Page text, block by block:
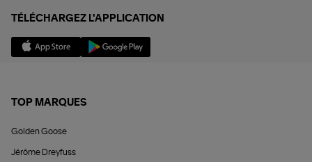
TÉLÉCHARGEZ L'APPLICATION
TOP MARQUES
Golden Goose
Jérôme Dreyfuss